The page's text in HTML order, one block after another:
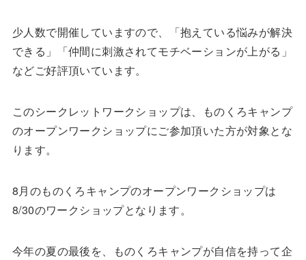
少人数で開催していますので、「抱えている悩みが解決
できる」「仲間に刺激されてモチベーションが上がる」
などご好評頂いています。
このシークレットワークショップは、ものくろキャンプ
のオープンワークショップにご参加頂いた方が対象とな
ります。
8月のものくろキャンプのオープンワークショップは
8/30のワークショップとなります。
今年の夏の最後を、ものくろキャンプが自信を持って企